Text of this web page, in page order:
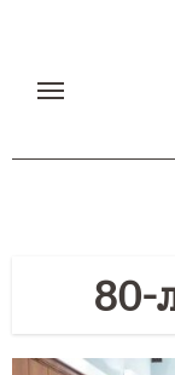
содержанию
80-